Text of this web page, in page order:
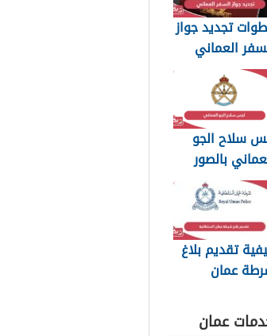
تجديد جواز
العماني
2026: الرسوم
المطلوبة
سلاح الجو
بالصور
تقديم بلاغ
عمان
عمان